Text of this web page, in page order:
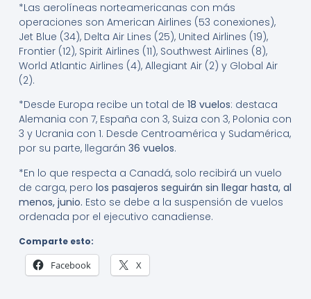
*Las aerolíneas norteamericanas con más
operaciones son American Airlines (53 conexiones),
Jet Blue (34), Delta Air Lines (25), United Airlines (19),
Frontier (12), Spirit Airlines (11), Southwest Airlines (8),
World Atlantic Airlines (4), Allegiant Air (2) y Global Air
(2).
*Desde Europa recibe un total de 18 vuelos: destaca
Alemania con 7, España con 3, Suiza con 3, Polonia con
3 y Ucrania con 1. Desde Centroamérica y Sudamérica,
por su parte, llegarán 36 vuelos.
*En lo que respecta a Canadá, solo recibirá un vuelo
de carga, pero los pasajeros seguirán sin llegar hasta, al
menos, junio. Esto se debe a la suspensión de vuelos
ordenada por el ejecutivo canadiense.
Comparte esto:
Facebook X